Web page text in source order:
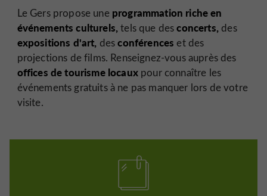
Le Gers propose une programmation riche en
événements culturels,tels que desconcerts, des
expositions d'art, desconférences et des
projections de films. Renseignez-vous auprès des
offices de tourisme locaux pour connaître les
événements gratuits à ne pas manquer lors de votre
visite.